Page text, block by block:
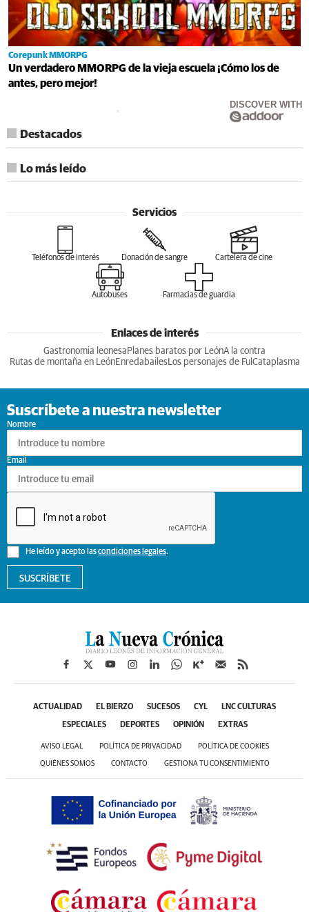
Corepunk MMORPG
Un verdadero MMORPG de la vieja escuela ¡Cómo los de
antes, pero mejor!
DISCOVER WITH
Destacados
Lo más leído
Servicios
Teléfonos de interés Donación de sangre Cartelera de cine
Autobuses Farmacias de guardia
Enlaces de interés
Gastronomia leonesa Planes baratos por LeónA la contra
Rutas de montaña en LeónEnredabailesLos personajes de Ful Cataplasma
Suscríbete a nuestra newsletter
Nombre
He leído y acepto lascondiciones legales.
Email
SUSCRÍBETE
ACTUALIDAD EL BIERZO SUCESOS CYL LNC CULTURAS
ESPECIALES DEPORTES OPINIÓN EXTRAS
AVISO LEGAL POLÍTICA DE PRIVACIDAD POLÍTICA DE COOKIES
QUIÉNES SOMOS CONTACTO GESTIONA TU CONSENTIMIENTO